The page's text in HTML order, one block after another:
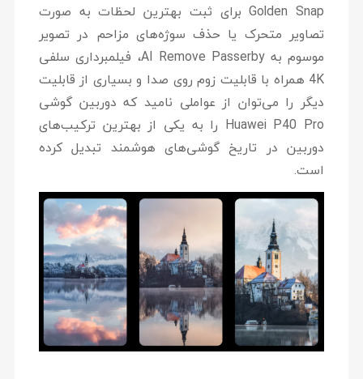
Golden Snap برای ثبت بهترین لحظات به صورت
تصاویر متحرک یا حذف سوژه‌های مزاحم در تصویر
موسوم به AI Remove Passerby، فیلمبرداری سلفی
4K همراه با قابلیت زوم روی صدا و بسیاری از قابلیت
دیگر را می‌توان از عواملی نامید که دوربین گوشی
Huawei P40 Pro را به یکی از بهترین ترکیب‌های
دوربین در تاریخ گوشی‌های هوشمند تبدیل کرده
است.